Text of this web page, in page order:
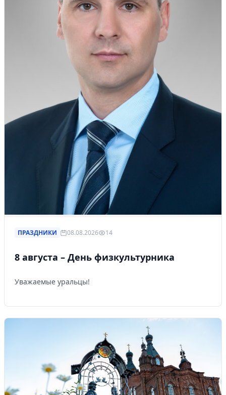
ПРАЗДНИКИ 08.08.2026 14
8 августа – День физкультурника
Уважаемые уральцы!